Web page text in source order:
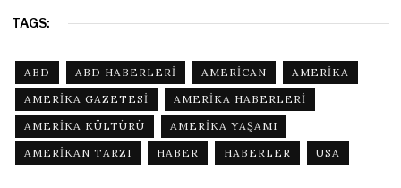
TAGS:
ABD ABD HABERLERI AMERICAN
AMERIKA
AMERIKA GAZETESI
AMERIKA HABERLERI
AMERIKA KÜLTÜRÜ
AMERIKA YAŞAMI
AMERIKAN TARZI
HABER HABERLER USA